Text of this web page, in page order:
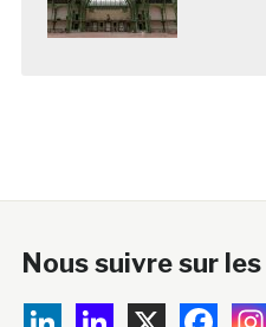
Nous suivre sur